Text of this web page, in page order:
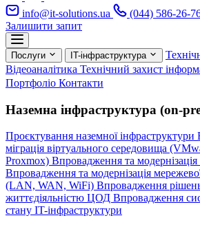
info@it-solutions.ua
(044) 586-26-
Залишити запит
Послуги IT-інфраструктура
Відеоаналітика Технічний захист
Портфоліо Контакти
Наземна інфраструктура (on-
Проєктування наземної інфраструктури
міграція віртуального середовища
Proxmox) Впровадження та
Впровадження та модернізація
(LAN, WAN, WiFi) Впровадження
життєдіяльністю ЦОД Впровадження
стану IT-інфраструктури